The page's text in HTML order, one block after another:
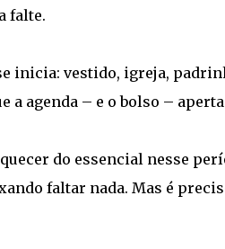
falte.
inicia: vestido, igreja,
a agenda – e o bolso –
do essencial nesse
faltar nada. Mas é